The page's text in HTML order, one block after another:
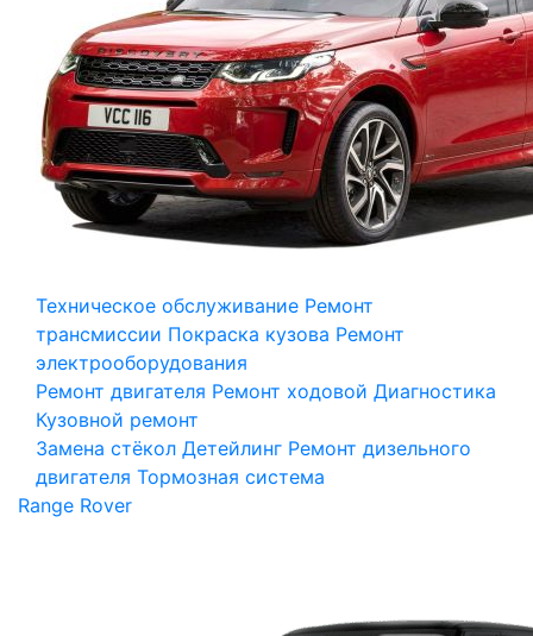
Техническое обслуживание Ремонт
трансмиссии Покраска кузова Ремонт
электрооборудования
Ремонт двигателя Ремонт ходовой Диагностика
Кузовной ремонт
Замена стёкол Детейлинг Ремонт дизельного
двигателя Тормозная система
Range Rover